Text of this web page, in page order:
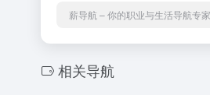
薪导航 – 你的职业与生活导航专
相关导航